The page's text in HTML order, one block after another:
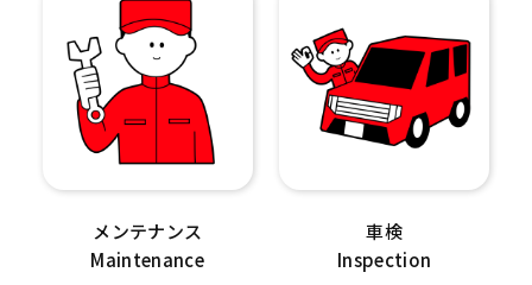
メンテナンス
Maintenance
車検
Inspection